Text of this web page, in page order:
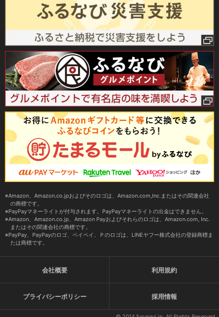
Amazon、Amazon.co.jpおよびそのロゴは、Amazon.com,Inc.またはその関連会社
の商標です。
PayPayマネーライトが付与されます。PayPayマネーライトの出金はできません。
Amazon、Amazon.co.jp、Amazon Payおよびそれらのロゴは、Amazon.com, Inc.
またはその関連会社の商標です。
PayPay、PayPayのロゴ、ペイペイ、Ｐのロゴは、LINEヤフー株式会社の登録商標ま
たは商標です。
会社概要 利用規約
プライバシーポリシー 採用情報